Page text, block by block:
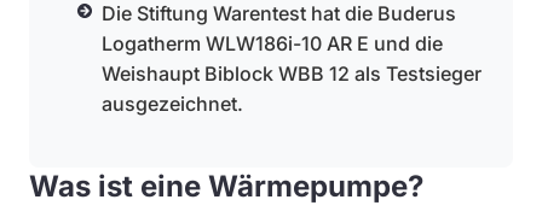
Die Stiftung Warentest hat die Buderus
Logatherm WLW186i-10 AR E und die
Weishaupt Biblock WBB 12 als Testsieger
ausgezeichnet.
Was ist eine Wärmepumpe?